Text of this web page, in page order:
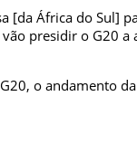
[da África do Sul]
presidir o G20
o andamento da